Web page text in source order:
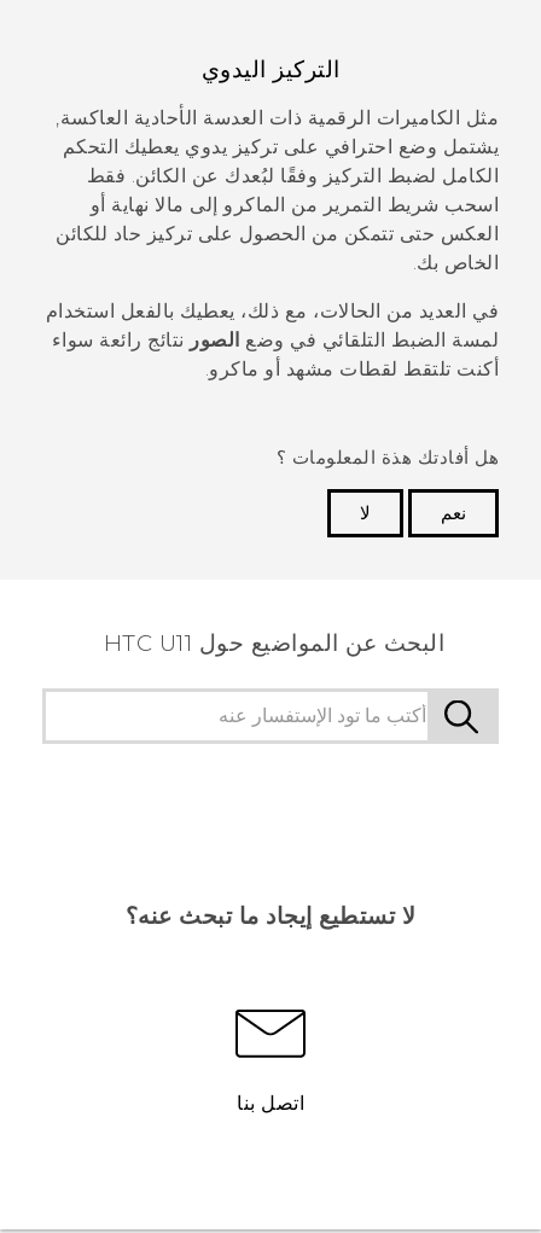
التركيز اليدوي
مثل الكاميرات الرقمية ذات العدسة الأحادية العاكسة,
يشتمل وضع
احترافي على تركيز يدوي يعطيك التحكم
الكامل لضبط التركيز وفقًا لبُعدك عن الكائن. فقط
اسحب شريط التمرير من الماكرو إلى مالا نهاية أو
العكس حتى تتمكن من الحصول على تركيز حاد للكائن
الخاص بك.
في العديد من الحالات، مع ذلك، يعطيك بالفعل استخدام
لمسة الضبط التلقائي في وضع الصور نتائج رائعة سواء
أكنت تلتقط لقطات مشهد أو ماكرو.
هل أفادتك هذة المعلومات ؟
نعم
لا
البحث عن المواضيع حول HTC U11
لا تستطيع إيجاد ما تبحث عنه؟
اتصل بنا